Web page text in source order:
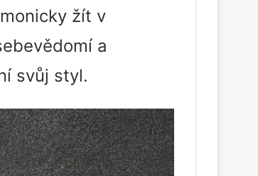
žít v
a
svůj styl.